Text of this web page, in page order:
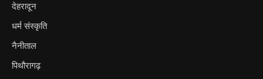
देहरादून
धर्म संस्कृति
नैनीताल
पिथौरागढ़